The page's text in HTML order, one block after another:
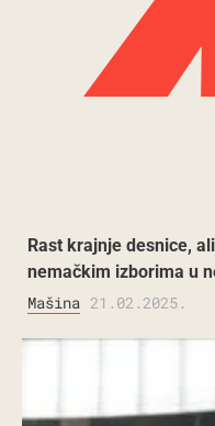
Rast krajnje desnice,
nemačkim izborima u
Mašina 21.02.2025.